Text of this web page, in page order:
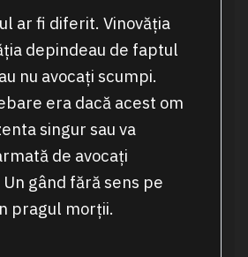
ar fi diferit. Vinovăția
depindeau de faptul
nu avocați scumpi.
era dacă acest om
singur sau va
de avocați
gând fără sens pe
pragul morții.